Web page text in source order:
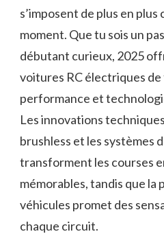
s’imposent de plus en plus
moment. Que tu sois un
débutant curieux, 2025
voitures RC électriques
performance et
Les innovations
brushless et les systèmes
transforment les courses
mémorables, tandis que la
véhicules promet des
chaque circuit.